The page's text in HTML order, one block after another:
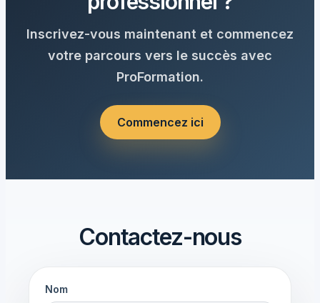
Inscrivez-vous maintenant et commencez
votre parcours vers le succès avec
ProFormation.
Commencez ici
Contactez-nous
Nom